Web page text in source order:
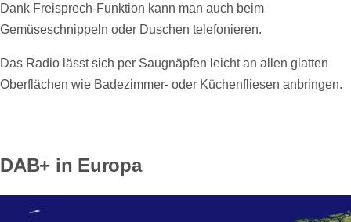
Dank Freisprech-Funktion kann man auch beim
Gemüseschnippeln oder Duschen telefonieren.
Das Radio lässt sich per Saugnäpfen leicht an allen glatten
Oberflächen wie Badezimmer- oder Küchenfliesen anbringen.
DAB+ in Europa